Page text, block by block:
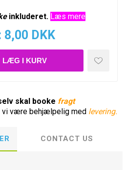
inkluderet. Læs mere
8,00 DKK
skal booke fragt
vi være behjælpelig med levering.
CONTACT US